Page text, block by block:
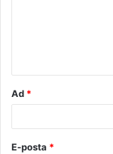
Ad *
E-posta *